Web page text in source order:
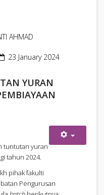
AHMAD
23 January 2024
YURAN
tuntutan yuran
tahun 2024.
pihak fakulti
Pengurusan